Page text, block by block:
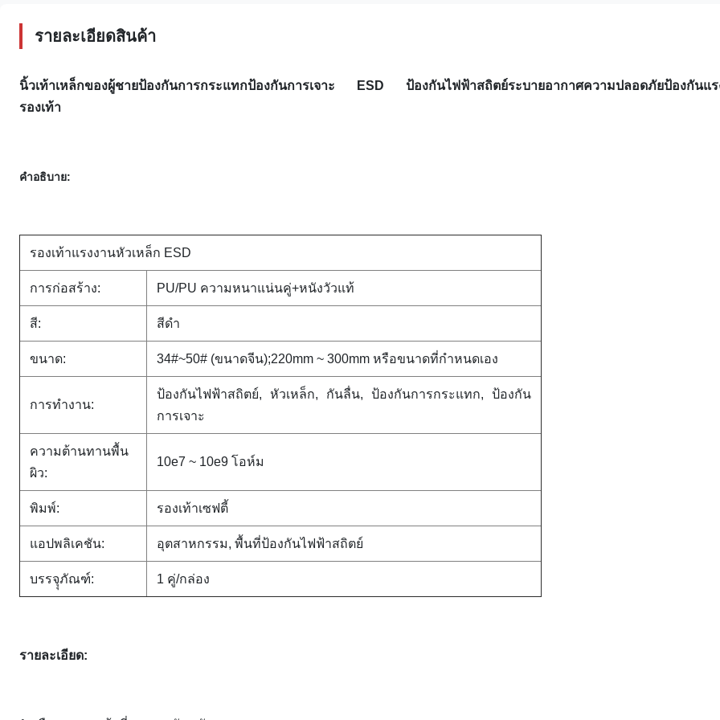
รายละเอียดสินค้า
นิ้วเท้าเหล็กของผู้ชายป้องกันการกระแทกป้องกันการเจาะ ESD ป้องกันไฟฟ้าสถิตย์ระบายอากาศความปลอดภัยป้องกันแร
รองเท้า
คำอธิบาย:
รองเท้าแรงงานหัวเหล็ก ESD
การก่อสร้าง: PU/PU ความหนาแน่นคู่+หนังวัวแท้
สี: สีดำ
ขนาด: 34#~50# (ขนาดจีน);220mm ~ 300mm หรือขนาดที่กำหนดเอง
การทำงาน:
ป้องกันไฟฟ้าสถิตย์, หัวเหล็ก, กันลื่น, ป้องกันการกระแทก, ป้องกัน
การเจาะ
ความต้านทานพื้น
ผิว:
10e7 ~ 10e9 โอห์ม
พิมพ์: รองเท้าเซฟตี้
แอปพลิเคชัน: อุตสาหกรรม, พื้นที่ป้องกันไฟฟ้าสถิตย์
บรรจุุภัณฑ์: 1 คู่/กล่อง
รายละเอียด: